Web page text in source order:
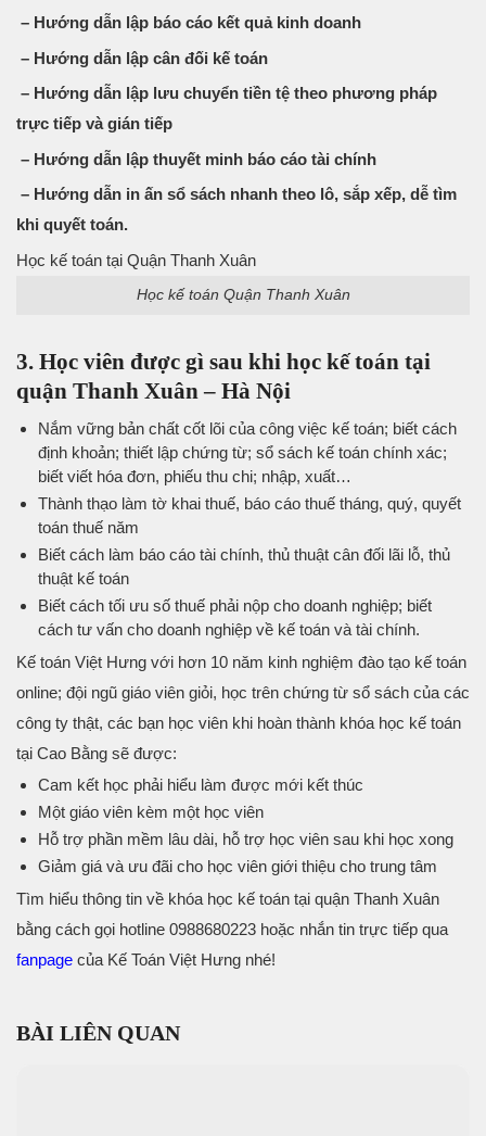
– Hướng dẫn lập báo cáo kết quả kinh doanh
– Hướng dẫn lập cân đối kế toán
– Hướng dẫn lập lưu chuyển tiền tệ theo phương pháp
trực tiếp và gián tiếp
– Hướng dẫn lập thuyết minh báo cáo tài chính
– Hướng dẫn in ấn sổ sách nhanh theo lô, sắp xếp, dễ tìm
khi quyết toán.
Học kế toán tại Quận Thanh Xuân
Học kế toán Quận Thanh Xuân
3. Học viên được gì sau khi học kế toán tại
quận Thanh Xuân – Hà Nội
Nắm vững bản chất cốt lõi của công việc kế toán; biết cách
định khoản; thiết lập chứng từ; sổ sách kế toán chính xác;
biết viết hóa đơn, phiếu thu chi; nhập, xuất…
Thành thạo làm tờ khai thuế, báo cáo thuế tháng, quý, quyết
toán thuế năm
Biết cách làm báo cáo tài chính, thủ thuật cân đối lãi lỗ, thủ
thuật kế toán
Biết cách tối ưu số thuế phải nộp cho doanh nghiệp; biết
cách tư vấn cho doanh nghiệp về kế toán và tài chính.
Kế toán Việt Hưng với hơn 10 năm kinh nghiệm đào tạo kế toán
online; đội ngũ giáo viên giỏi, học trên chứng từ sổ sách của các
công ty thật, các bạn học viên khi hoàn thành khóa học kế toán
tại Cao Bằng sẽ được:
Cam kết học phải hiểu làm được mới kết thúc
Một giáo viên kèm một học viên
Hỗ trợ phần mềm lâu dài, hỗ trợ học viên sau khi học xong
Giảm giá và ưu đãi cho học viên giới thiệu cho trung tâm
Tìm hiểu thông tin về khóa học kế toán tại quận Thanh Xuân
bằng cách gọi hotline 0988680223 hoặc nhắn tin trực tiếp qua
fanpage của Kế Toán Việt Hưng nhé!
BÀI LIÊN QUAN